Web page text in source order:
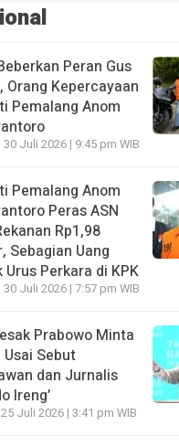
Peran Gus
Orang Kepercayaan
Pemalang Anom
30 Juli 2026 | 9:45 pm WIB
Pemalang Anom
Peras ASN
Rp1,98
Sebagian Uang
Urus Perkara di KPK
30 Juli 2026 | 7:57 pm WIB
Prabowo Minta
Sebut
dan Jurnalis
Ireng’
Juli 2026 | 3:41 pm WIB